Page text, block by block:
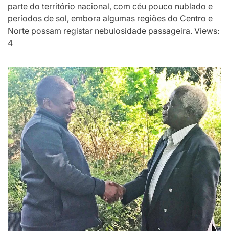
parte do território nacional, com céu pouco nublado e
períodos de sol, embora algumas regiões do Centro e
Norte possam registar nebulosidade passageira. Views:
4